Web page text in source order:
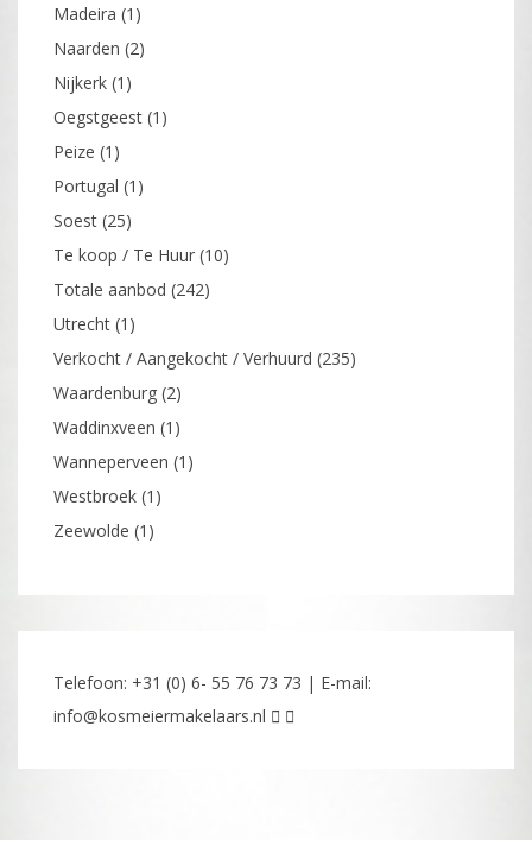
Madeira (1)
Naarden (2)
Nijkerk (1)
Oegstgeest (1)
Peize (1)
Portugal (1)
Soest (25)
Te koop / Te Huur (10)
Totale aanbod (242)
Utrecht (1)
Verkocht / Aangekocht / Verhuurd (235)
Waardenburg (2)
Waddinxveen (1)
Wanneperveen (1)
Westbroek (1)
Zeewolde (1)
Telefoon: +31 (0) 6- 55 76 73 73 | E-mail:
info@kosmeiermakelaars.nl